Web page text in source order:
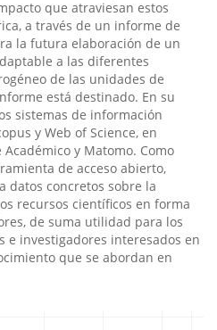
que atraviesan estos
a través de un informe de
la futura elaboración de un
a las diferentes
de las unidades de
está destinado. En su
sistemas de información
y Web of Science, en
y Matomo. Como
de acceso abierto,
datos concretos sobre la
recursos científicos en forma
de suma utilidad para los
e investigadores interesados en
que se abordan en